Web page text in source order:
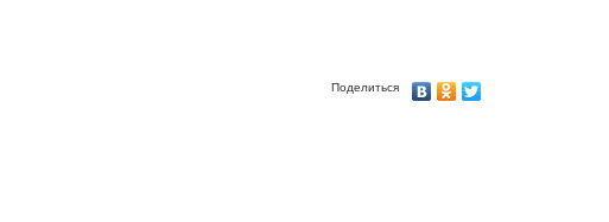
Поделиться